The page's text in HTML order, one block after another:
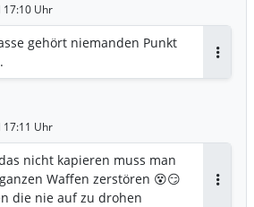
17:10 Uhr
gehört niemanden Punkt
17:11 Uhr
nicht kapieren muss man
Waffen zerstören 😵😏
die nie auf zu drohen